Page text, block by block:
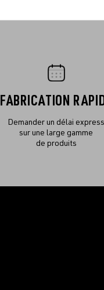
FABRICATION
Demander un délai express
sur une large gamme
de produits